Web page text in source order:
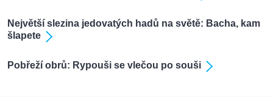
Největší slezina jedovatých hadů na světě: Bacha, kam
šlapete
Pobřeží obrů: Rypouši se vlečou po souši